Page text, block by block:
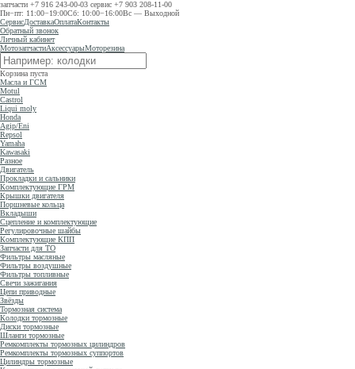
запчасти +7 916 243-00-03 сервис +7 903 208-11-00
Пн−пт: 11:00−19:00Сб: 10:00−16:00Вс — Выходной
СервисДоставкаОплатаКонтакты
Обратный звонок
Личный кабинет
МотозапчастиАксессуарыМоторезина
Корзина пуста
Масла и ГСМ
Motul
Castrol
Liqui moly
Honda
Agip/Eni
Repsol
Yamaha
Kawasaki
Разное
Двигатель
Прокладки и сальники
Комплектующие ГРМ
Крышки двигателя
Поршневые кольца
Вкладыши
Сцепление и комплектующие
Регулировочные шайбы
Комплектующие КПП
Запчасти для ТО
Фильтры масляные
Фильтры воздушные
Фильтры топливные
Свечи зажигания
Цепи приводные
Звёзды
Тормозная система
Колодки тормозные
Диски тормозные
Шланги тормозные
Ремкомплекты тормозных цилиндров
Ремкомплекты тормозных суппортов
Цилиндры тормозные